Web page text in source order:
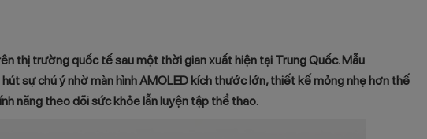
thị trường quốc tế sau một thời gian xuất hiện tại Trung Quốc. Mẫu
sự chú ý nhờ màn hình AMOLED kích thước lớn, thiết kế mỏng nhẹ hơn thế
năng theo dõi sức khỏe lẫn luyện tập thể thao.